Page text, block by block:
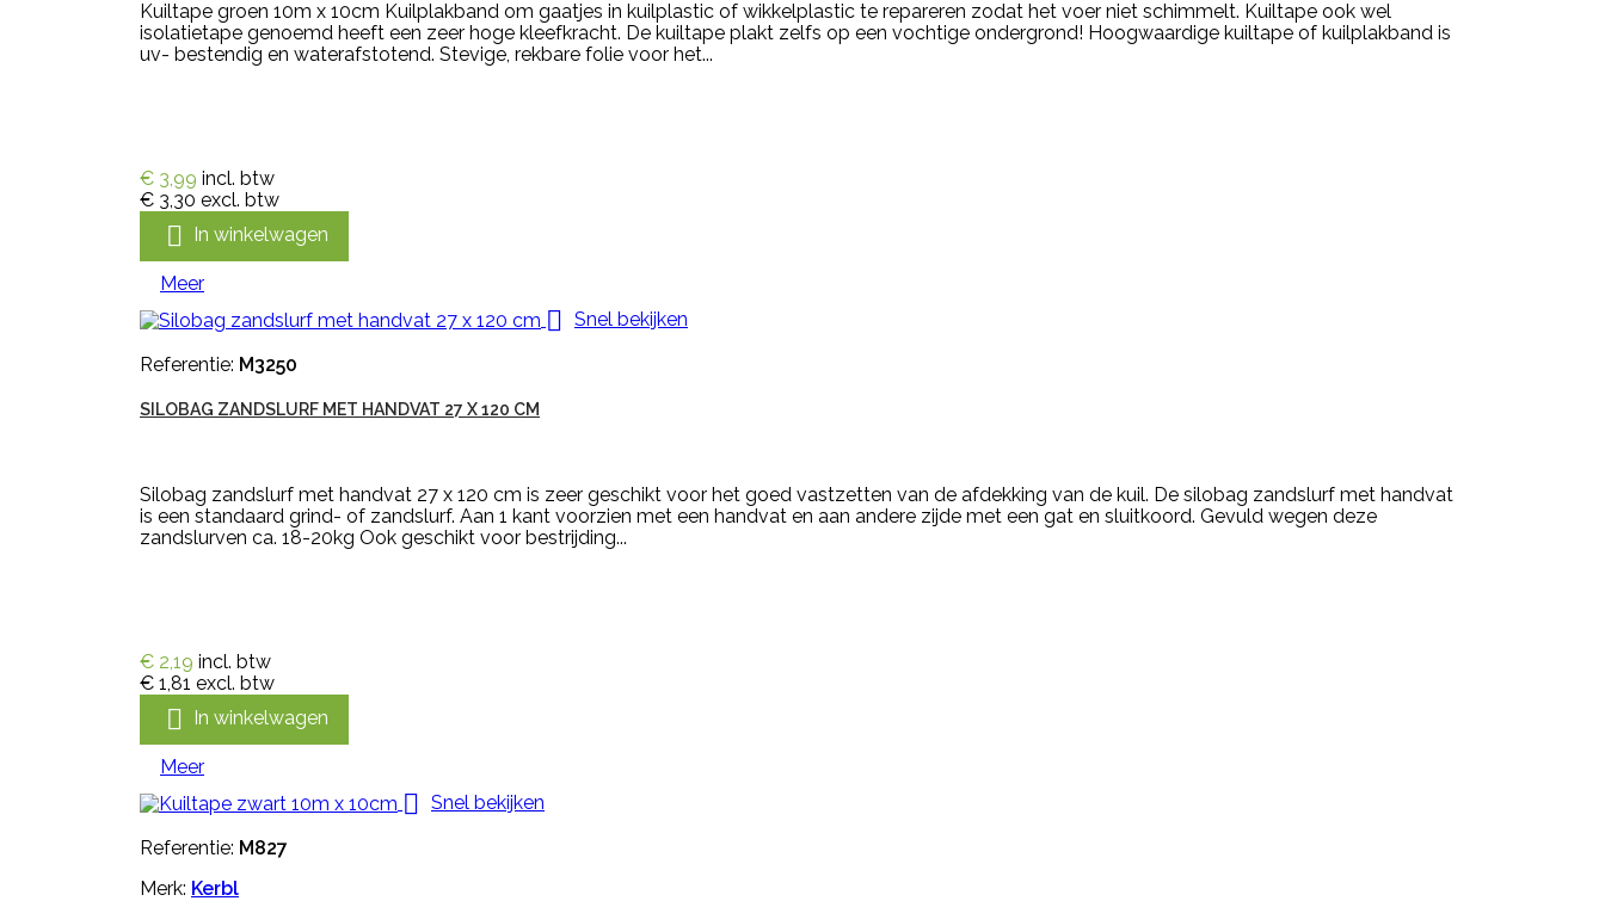
Kuiltape groen 10m x 10cm Kuilplakband om gaatjes in kuilplastic of wikkelplastic te repareren zodat het voer niet schimmelt. Kuiltape ook wel
isolatietape genoemd heeft een zeer hoge kleefkracht. De kuiltape plakt zelfs op een vochtige ondergrond! Hoogwaardige kuiltape of kuilplakband is
uv- bestendig en waterafstotend. Stevige, rekbare folie voor het...
€ 3,99 incl. btw
€ 3,30 excl. btw
 In winkelwagen
Meer
 Snel bekijken
Referentie: M3250
SILOBAG ZANDSLURF MET HANDVAT 27 X 120 CM
Silobag zandslurf met handvat 27 x 120 cm is zeer geschikt voor het goed vastzetten van de afdekking van de kuil. De silobag zandslurf met handvat
is een standaard grind- of zandslurf. Aan 1 kant voorzien met een handvat en aan andere zijde met een gat en sluitkoord. Gevuld wegen deze
zandslurven ca. 18-20kg Ook geschikt voor bestrijding...
€ 2,19 incl. btw
€ 1,81 excl. btw
 In winkelwagen
Meer
 Snel bekijken
Referentie: M827
Merk: Kerbl